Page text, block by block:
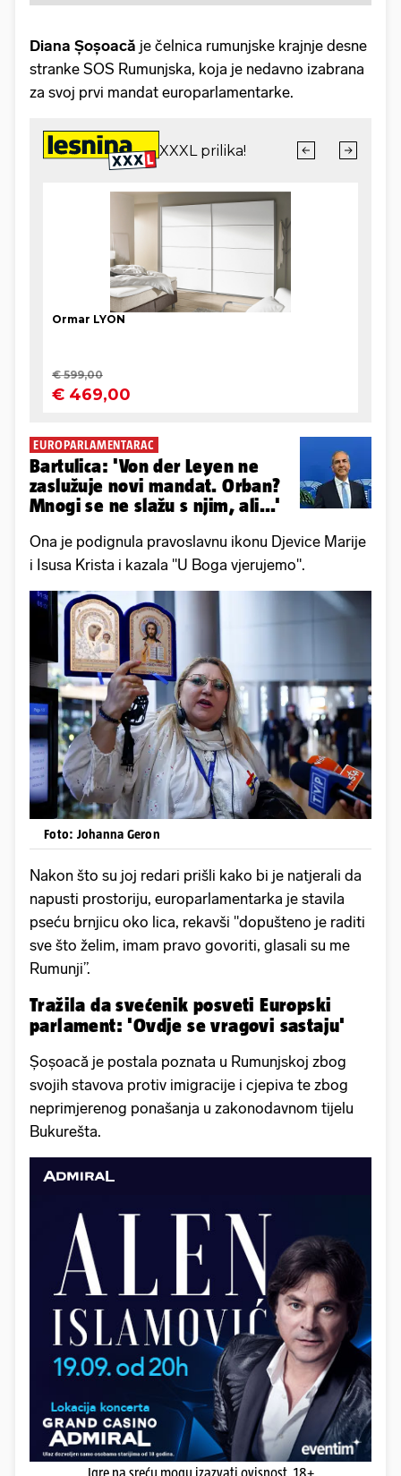
Diana Șoșoacă je čelnica rumunjske krajnje desne
stranke SOS Rumunjska, koja je nedavno izabrana
za svoj prvi mandat europarlamentarke.
EUROPARLAMENTARAC
Bartulica: 'Von der Leyen ne
zaslužuje novi mandat. Orban?
Mnogi se ne slažu s njim, ali...'
Ona je podignula pravoslavnu ikonu Djevice Marije
i Isusa Krista i kazala "U Boga vjerujemo".
Foto: Johanna Geron
Nakon što su joj redari prišli kako bi je natjerali da
napusti prostoriju, europarlamentarka je stavila
pseću brnjicu oko lica, rekavši "dopušteno je raditi
sve što želim, imam pravo govoriti, glasali su me
Rumunji”.
Tražila da svećenik posveti Europski
parlament: 'Ovdje se vragovi sastaju'
Șoșoacă je postala poznata u Rumunjskoj zbog
svojih stavova protiv imigracije i cjepiva te zbog
neprimjerenog ponašanja u zakonodavnom tijelu
Bukurešta.